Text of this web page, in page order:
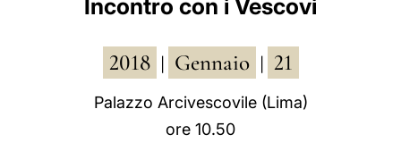
العربيّة
中文
Incontro con i Vescovi
2018 Gennaio 21
Palazzo Arcivescovile (Lima)
ore 10.50